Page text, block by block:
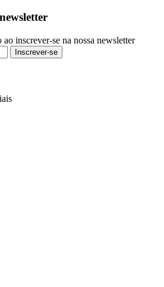
inscrever-se na nossa newsletter
Inscrever-se